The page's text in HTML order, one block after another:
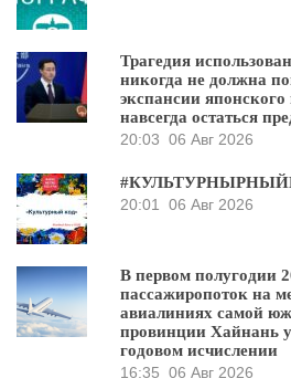
Трагедия
никогда не должна
экспансии
навсегда остаться
20:03 06 Авг 2026
20:01
06 Авг 2026
В первом полугодии
пассажиропоток на
авиалиниях самой
провинции Хайнань
годовом исчислении
16:35 06 Авг 2026